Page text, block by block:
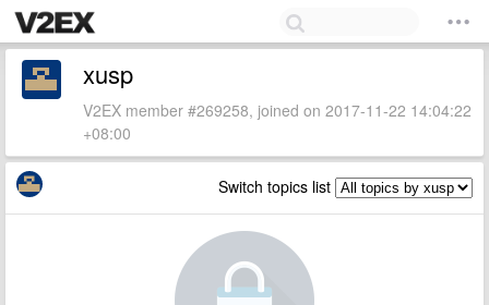
xusp
V2EX member #269258, joined on 2017-11-22 14:04:22
+08:00
Switch topics list